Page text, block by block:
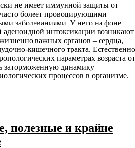
не имеет иммунной защиты от
болеет провоцирующими
заболеваниями. У него на фоне
аденоидной интоксикации возникают
важных органов – сердца,
кишечного тракта.
параметрах возраста от
заторможенную динамику
процессов в организме.
полезные и крайне